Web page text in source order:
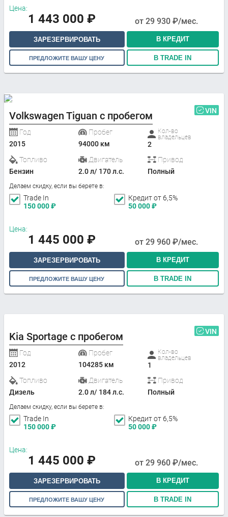
Цена:
1 443 000 ₽ от 29 930 ₽/мес.
ЗАРЕЗЕРВИРОВАТЬ В КРЕДИТ
ПРЕДЛОЖИТЕ ВАШУ ЦЕНУ В TRADE IN
Volkswagen Tiguan с пробегом VIN
Год
2015
Пробег
94000 км
Кол-во
владельцев
2
Топливо
Бензин
Двигатель
2.0 л/ 170 л.с.
Привод
Полный
Делаем скидку, если вы берете в:
Trade In
150 000₽
Кредит от 6,5%
50 000₽
Цена:
1 445 000 ₽ от 29 960 ₽/мес.
ЗАРЕЗЕРВИРОВАТЬ В КРЕДИТ
ПРЕДЛОЖИТЕ ВАШУ ЦЕНУ В TRADE IN
Kia Sportage с пробегом VIN
Год
2012
Пробег
104285 км
Кол-во
владельцев
1
Топливо
Дизель
Двигатель
2.0 л/ 184 л.с.
Привод
Полный
Делаем скидку, если вы берете в:
Trade In
150 000₽
Кредит от 6,5%
50 000₽
Цена:
1 445 000 ₽ от 29 960 ₽/мес.
ЗАРЕЗЕРВИРОВАТЬ В КРЕДИТ
ПРЕДЛОЖИТЕ ВАШУ ЦЕНУ В TRADE IN